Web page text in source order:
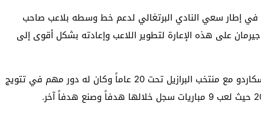
في إطار سعي النادي البرتغالي لدعم خط وسطه بلاعب صاحب
على هذه الإعارة لتطوير اللاعب وإعادته بشكل أقوى إلى
على مستوى المنتخبات الوطنية شارك جابرييل موسكاردو مع منتخب البرازيل تحت 20 عاماً وكان له دور مهم في تتويج